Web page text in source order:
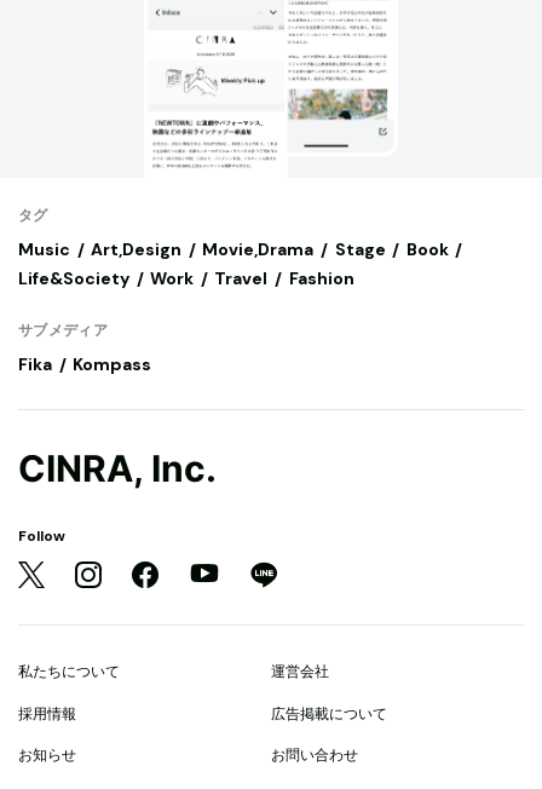
タグ
Music Art,Design Movie,Drama Stage
Book
Life&Society
Work Travel Fashion
サブメディア
Fika Kompass
CINRA, Inc.
Follow
私たちについて 運営会社
採用情報 広告掲載について
お知らせ お問い合わせ